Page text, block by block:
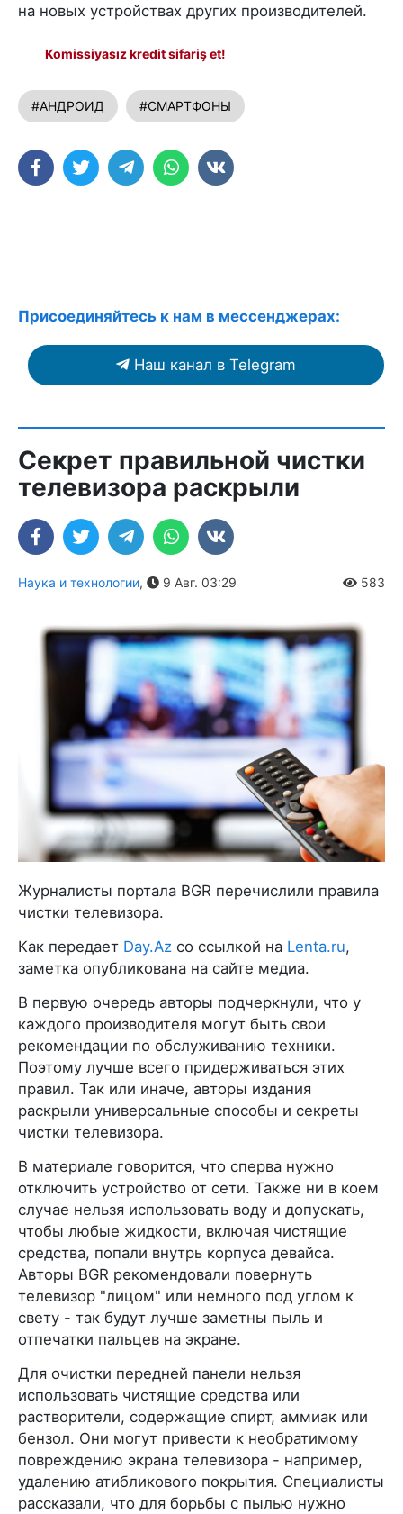
на новых устройствах других производителей.
Komissiyasız kredit sifariş et!
#АНДРОИД #СМАРТФОНЫ
Присоединяйтесь к нам в мессенджерах:
Наш канал в Telegram
Секрет правильной чистки
телевизора раскрыли
Наука и технологии, 9 Авг. 03:29 583
Журналисты портала BGR перечислили правила
чистки телевизора.
Как передает Day.Az со ссылкой на Lenta.ru,
заметка опубликована на сайте медиа.
В первую очередь авторы подчеркнули, что у
каждого производителя могут быть свои
рекомендации по обслуживанию техники.
Поэтому лучше всего придерживаться этих
правил. Так или иначе, авторы издания
раскрыли универсальные способы и секреты
чистки телевизора.
В материале говорится, что сперва нужно
отключить устройство от сети. Также ни в коем
случае нельзя использовать воду и допускать,
чтобы любые жидкости, включая чистящие
средства, попали внутрь корпуса девайса.
Авторы BGR рекомендовали повернуть
телевизор "лицом" или немного под углом к
свету - так будут лучше заметны пыль и
отпечатки пальцев на экране.
Для очистки передней панели нельзя
использовать чистящие средства или
растворители, содержащие спирт, аммиак или
бензол. Они могут привести к необратимому
повреждению экрана телевизора - например,
удалению атибликового покрытия. Специалисты
рассказали, что для борьбы с пылью нужно